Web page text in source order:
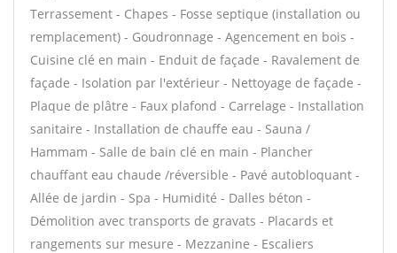
Terrassement - Chapes - Fosse septique (installation ou
remplacement) - Goudronnage - Agencement en bois -
Cuisine clé en main - Enduit de façade - Ravalement de
façade - Isolation par l'extérieur - Nettoyage de façade -
Plaque de plâtre - Faux plafond - Carrelage - Installation
sanitaire - Installation de chauffe eau - Sauna /
Hammam - Salle de bain clé en main - Plancher
chauffant eau chaude /réversible - Pavé autobloquant -
Allée de jardin - Spa - Humidité - Dalles béton -
Démolition avec transports de gravats - Placards et
rangements sur mesure - Mezzanine - Escaliers